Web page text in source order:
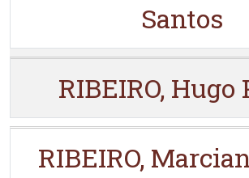
Santos
RIBEIRO, Hugo
RIBEIRO,